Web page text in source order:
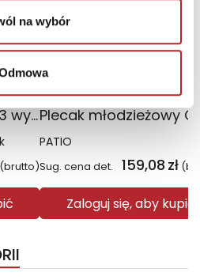
na wybór
Biel. Kolory zła. Tom 3 wyd. 2025
(brutto)
PATIO
Sug. cena det. 159,08 zł
Zaloguj się, aby kupić